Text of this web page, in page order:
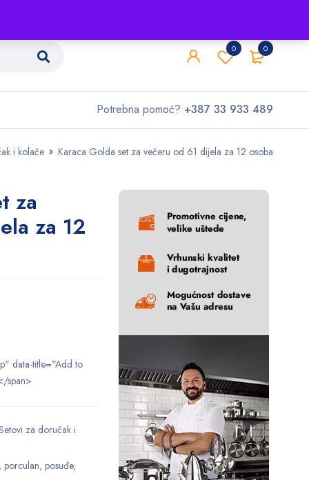
0
0
Potrebna pomoć? +387 33 933 489
i kolače Karaca Golda set za večeru od 61 dijela za 12 osoba
za
za 12
data-title="Add to
span>
za doručak i
, porculan, posuđe,